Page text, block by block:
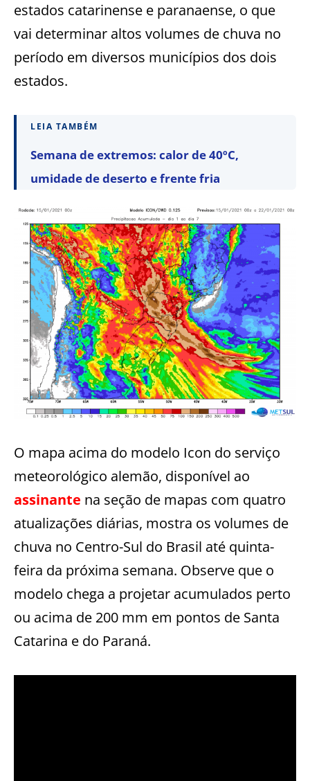
estados catarinense e paranaense, o que
vai determinar altos volumes de chuva no
período em diversos municípios dos dois
estados.
LEIA TAMBÉM
Semana de extremos: calor de 40ºC,
umidade de deserto e frente fria
O mapa acima do modelo Icon do serviço
meteorológico alemão, disponível ao
assinante na seção de mapas com quatro
atualizações diárias, mostra os volumes de
chuva no Centro-Sul do Brasil até quinta-
feira da próxima semana. Observe que o
modelo chega a projetar acumulados perto
ou acima de 200 mm em pontos de Santa
Catarina e do Paraná.